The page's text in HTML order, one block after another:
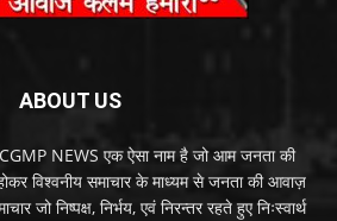
ABOUT US
NEWS एक ऐसा नाम है जो आम जनता की
विश्वनीय समाचार के माध्यम से जनता की आवाज़
जो निष्पक्ष, निर्भय, एवं निरन्तर रहते हुए निःस्वार्थ